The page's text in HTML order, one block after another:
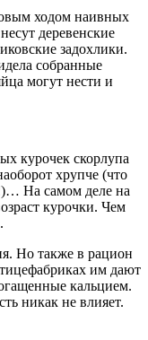
ходом наивных
деревенские
задохлики.
собранные
могут нести и
курочек скорлупа
хрупче (что
На самом деле на
курочки. Чем
Но также в рацион
им дают
кальцием.
никак не влияет.